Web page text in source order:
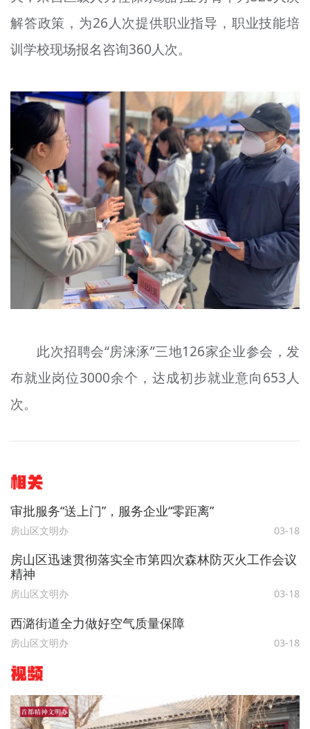
解答政策，为26人次提供职业指导，职业技能培
训学校现场报名咨询360人次。
此次招聘会“房涞涿”三地126家企业参会，发
布就业岗位3000余个，达成初步就业意向653人
次。
相关
审批服务“送上门”，服务企业“零距离”
房山区文明办 03-18
房山区迅速贯彻落实全市第四次森林防灭火工作会议
精神
房山区文明办 03-18
西潞街道全力做好空气质量保障
房山区文明办 03-18
视频